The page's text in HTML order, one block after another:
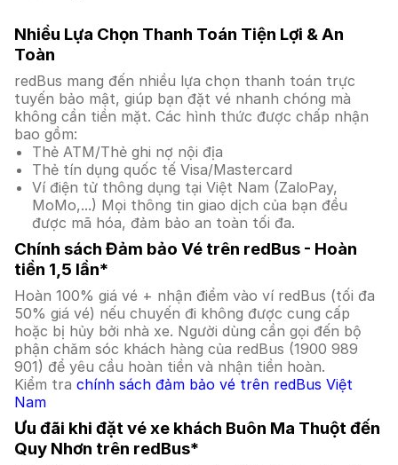
Nhiều Lựa Chọn Thanh Toán Tiện Lợi & An
Toàn
redBus mang đến nhiều lựa chọn thanh toán trực
tuyến bảo mật, giúp bạn đặt vé nhanh chóng mà
không cần tiền mặt. Các hình thức được chấp nhận
bao gồm:
Thẻ ATM/Thẻ ghi nợ nội địa
Thẻ tín dụng quốc tế Visa/Mastercard
Ví điện tử thông dụng tại Việt Nam (ZaloPay,
MoMo,...) Mọi thông tin giao dịch của bạn đều
được mã hóa, đảm bảo an toàn tối đa.
Chính sách Đảm bảo Vé trên redBus - Hoàn
tiền 1,5 lần*
Hoàn 100% giá vé + nhận điểm vào ví redBus (tối đa
50% giá vé) nếu chuyến đi không được cung cấp
hoặc bị hủy bởi nhà xe. Người dùng cần gọi đến bộ
phận chăm sóc khách hàng của redBus (1900 989
901) để yêu cầu hoàn tiền và nhận tiền hoàn.
Kiểm tra chính sách đảm bảo vé trên redBus Việt
Nam
Ưu đãi khi đặt vé xe khách Buôn Ma Thuột đến
Quy Nhơn trên redBus*